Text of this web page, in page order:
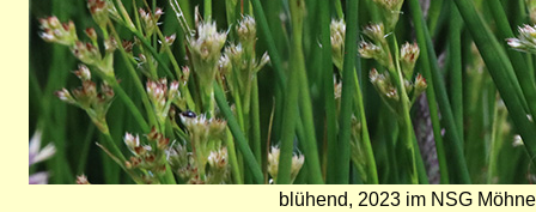
blühend, 2023 im NSG